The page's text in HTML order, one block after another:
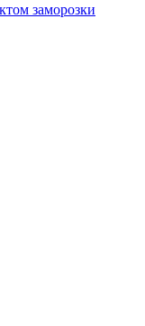
заморозки